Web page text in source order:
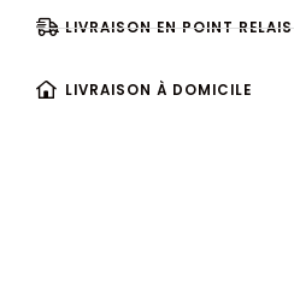
LIVRAISON EN POINT RELAIS
LIVRAISON À DOMICILE